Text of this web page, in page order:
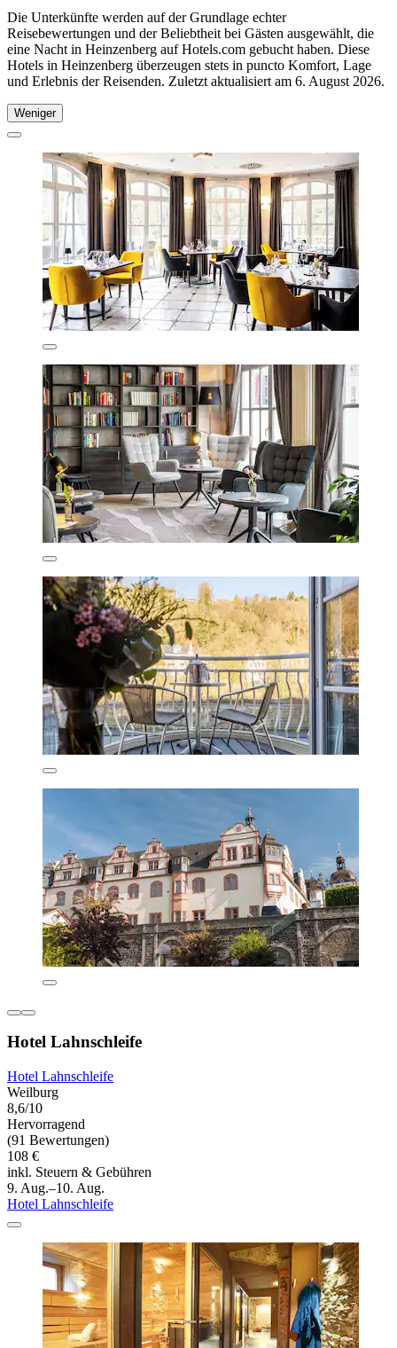
Die Unterkünfte werden auf der Grundlage echter
Reisebewertungen und der Beliebtheit bei Gästen ausgewählt, die
eine Nacht in Heinzenberg auf Hotels.com gebucht haben. Diese
Hotels in Heinzenberg überzeugen stets in puncto Komfort, Lage
und Erlebnis der Reisenden. Zuletzt aktualisiert am 6. August 2026.
Weniger
Hotel Lahnschleife
Hotel Lahnschleife
Weilburg
8,6/10
Hervorragend
(91 Bewertungen)
108 €
inkl. Steuern & Gebühren
9. Aug.–10. Aug.
Hotel Lahnschleife